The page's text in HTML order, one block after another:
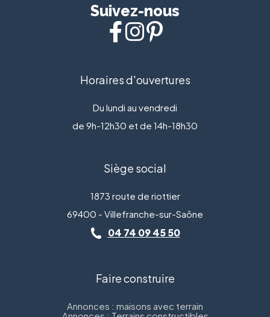
Suivez-nous
Horaires d'ouvertures
Du lundi au vendredi
de 9h-12h30 et de 14h-18h30
Siège social
1873 route de riottier
69400 - Villefranche-sur-Saône
04 74 09 45 50
Faire construire
Annonces : maisons avec terrain